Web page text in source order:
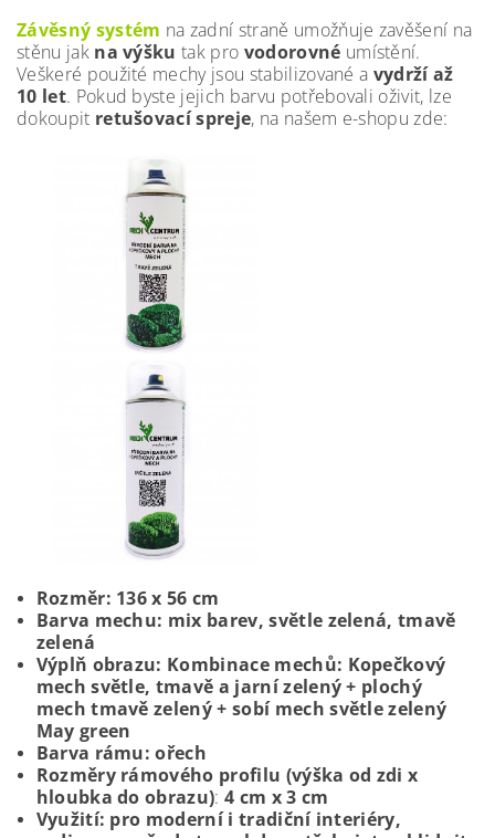
Závěsný systém na zadní straně umožňuje zavěšení na
stěnu jak na výšku tak pro vodorovné umístění.
Veškeré použité mechy jsou stabilizované a vydrží až
10 let. Pokud byste jejich barvu potřebovali oživit, lze
dokoupit retušovací spreje, na našem e-shopu zde:
Rozměr: 136 x 56 cm
Barva mechu: mix barev, světle zelená, tmavě
zelená
Výplň obrazu: Kombinace mechů: Kopečkový
mech světle, tmavě a jarní zelený + plochý
mech tmavě zelený + sobí mech světle zelený
May green
Barva rámu: ořech
Rozměry rámového profilu (výška od zdi x
hloubka do obrazu): 4 cm x 3 cm
Využití: pro moderní i tradiční interiéry,